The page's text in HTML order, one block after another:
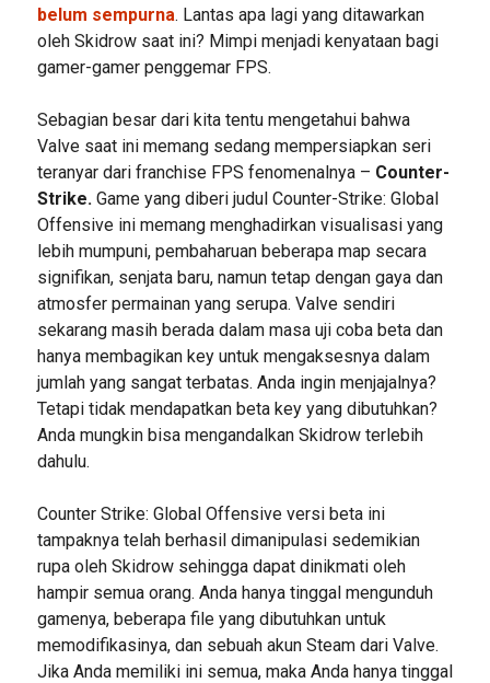
belum sempurna. Lantas apa lagi yang ditawarkan
oleh Skidrow saat ini? Mimpi menjadi kenyataan bagi
gamer-gamer penggemar FPS.
Sebagian besar dari kita tentu mengetahui bahwa
Valve saat ini memang sedang mempersiapkan seri
teranyar dari franchise FPS fenomenalnya – Counter-
Strike.Game yang diberi judul Counter-Strike: Global
Offensive ini memang menghadirkan visualisasi yang
lebih mumpuni, pembaharuan beberapa map secara
signifikan, senjata baru, namun tetap dengan gaya dan
atmosfer permainan yang serupa. Valve sendiri
sekarang masih berada dalam masa uji coba beta dan
hanya membagikan key untuk mengaksesnya dalam
jumlah yang sangat terbatas. Anda ingin menjajalnya?
Tetapi tidak mendapatkan beta key yang dibutuhkan?
Anda mungkin bisa mengandalkan Skidrow terlebih
dahulu.
Counter Strike: Global Offensive versi beta ini
tampaknya telah berhasil dimanipulasi sedemikian
rupa oleh Skidrow sehingga dapat dinikmati oleh
hampir semua orang. Anda hanya tinggal mengunduh
gamenya, beberapa file yang dibutuhkan untuk
memodifikasinya, dan sebuah akun Steam dari Valve.
Jika Anda memiliki ini semua, maka Anda hanya tinggal